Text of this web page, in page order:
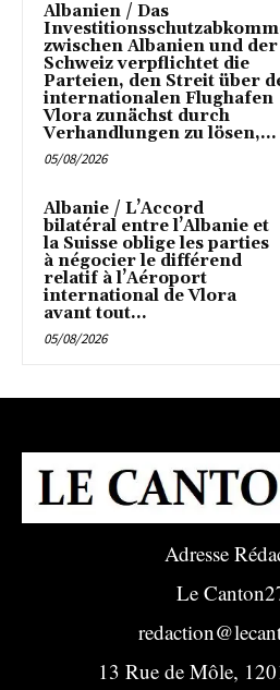
Albanien / Das
zwischen Albanien und der
Schweiz verpflichtet die
Parteien, den Streit über
internationalen Flughafen
Vlora zunächst durch
Verhandlungen zu lösen,...
05/08/2026
Albanie / L’Accord
bilatéral entre l’Albanie et
la Suisse oblige les parties
à négocier le différend
relatif à l’Aéroport
international de Vlora
avant tout...
05/08/2026
Adresse
Le
13 Rue de Môle,